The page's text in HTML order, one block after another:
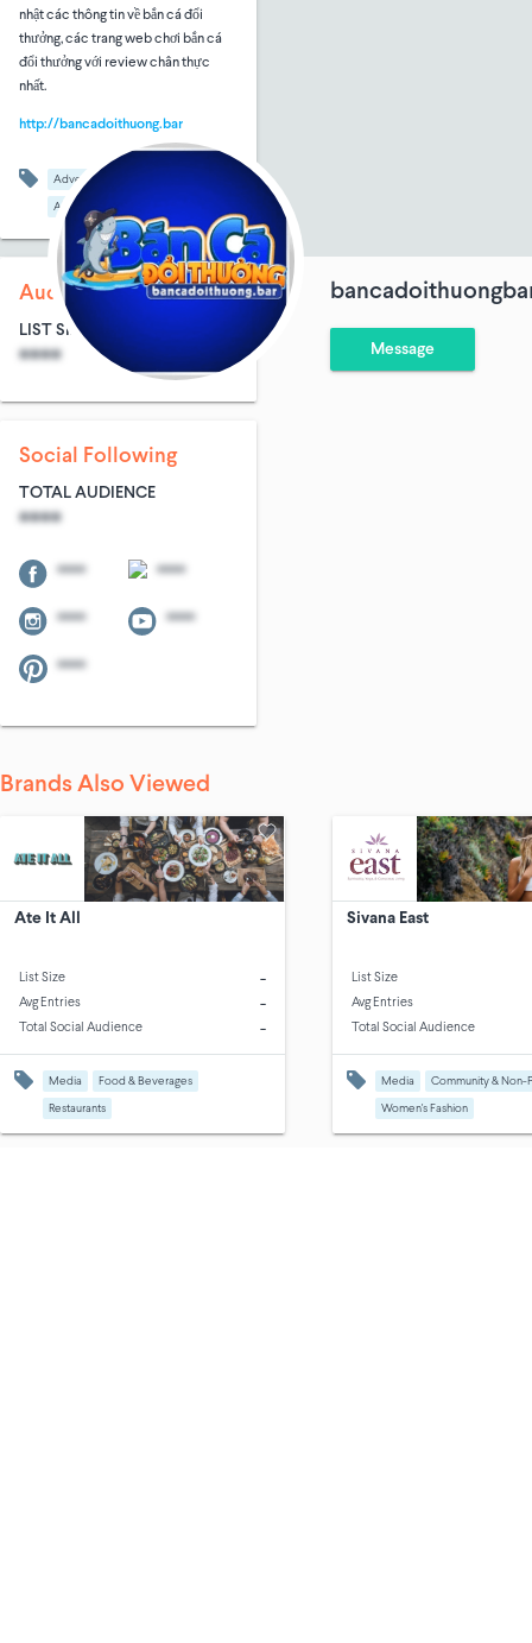
Message
nhật các thông tin về bắn cá đổi
thưởng, các trang web chơi bắn cá
đổi thưởng với review chân thực
nhất.
http://bancadoithuong.bar
Advertising & Marketing
Alcoholic Beverages
Audience Size
LIST SIZE
**** ****
Social Following
TOTAL AUDIENCE
****
**** ****
**** ****
****
Brands Also Viewed
Ate It All
List Size -
Avg Entries -
Total Social Audience -
Media Food & Beverages
Restaurants
Sivana East
List Size
Avg Entries
Total Social Audience
Media Community & Non-
Women's Fashion